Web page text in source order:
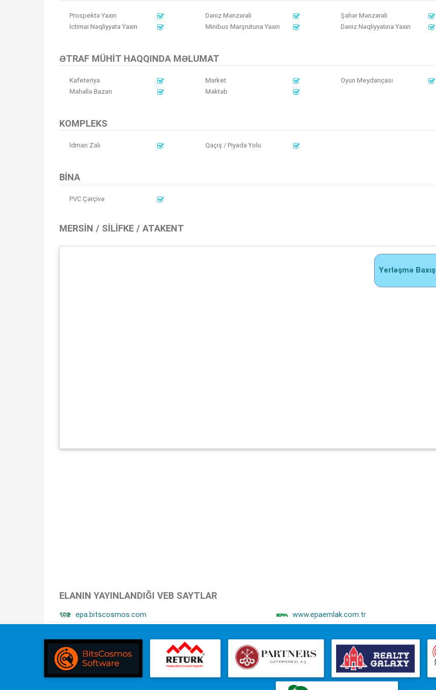
Prospektə Yaxın Dəniz Mənzərəli
Şəhər Mənzərəli
İctimai Nəqliyyata Yaxın
Minibus Marşrutuna Yaxın Dəniz Nəqliyyatına Yaxın
ƏTRAF MÜHIT HAQQINDA MƏLUMAT
Kafeteriya Market
Oyun Meydançası
Məhəllə Bazarı
Məktəb
KOMPLEKS
İdman Zalı Qaçış / Piyada Yolu
BINA
PVC Çərçivə
MERSIN / SILIFKE / ATAKENT
Yerləşmə Baxış
ELANIN YAYINLANDIĞI VEB SAYTLAR
epa.bitscosmos.com www.epaemlak.com.tr